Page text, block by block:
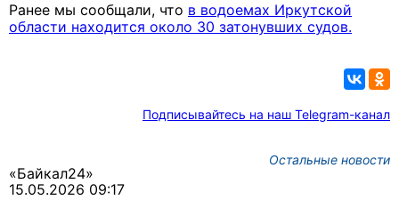
Ранее мы сообщали, что в водоемах Иркутской
области находится около 30 затонувших судов.
Подписывайтесь на наш Telegram-канал
Остальные новости
«Байкал24»
15.05.2026 09:17